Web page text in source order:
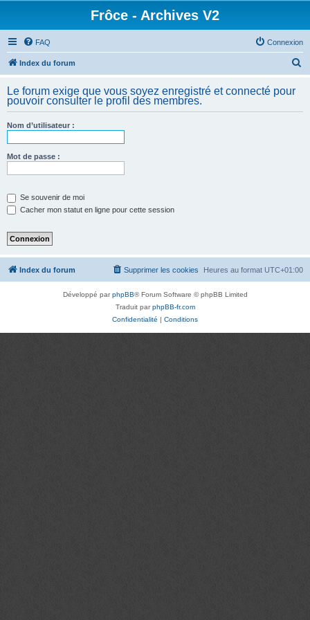
Frôce - Archives V2
FAQ Connexion
Index du forum
h
Le forum exige que vous soyez enregistré et connecté pour
pouvoir consulter le profil des membres.
Nom d’utilisateur :
Mot de passe :
Se souvenir de moi
Cacher mon statut en ligne pour cette session
Index du forum Heures au format UTC+01:00
Supprimer les cookies
Développé parphpBB® Forum Software © phpBB Limited
Traduit parphpBB-fr.com
Confidentialité | Conditions